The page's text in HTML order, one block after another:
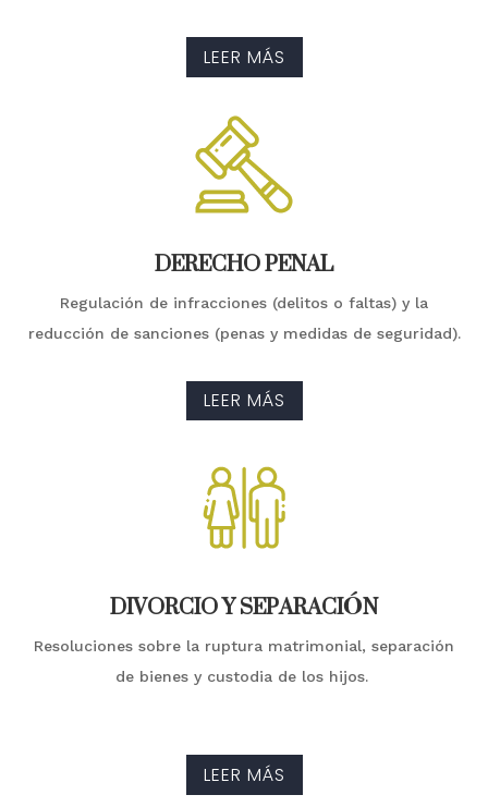
LEER MÁS
DERECHO PENAL
Regulación de infracciones (delitos o faltas) y la
reducción de sanciones (penas y medidas de seguridad).
LEER MÁS
DIVORCIO Y SEPARACIÓN
Resoluciones sobre la ruptura matrimonial, separación
de bienes y custodia de los hijos.
LEER MÁS